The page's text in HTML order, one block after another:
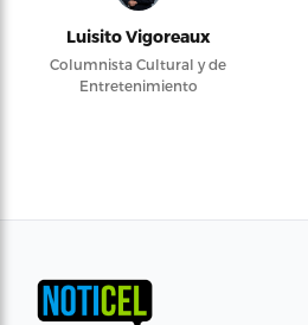
Luisito Vigoreaux
Columnista Cultural y de
Entretenimiento